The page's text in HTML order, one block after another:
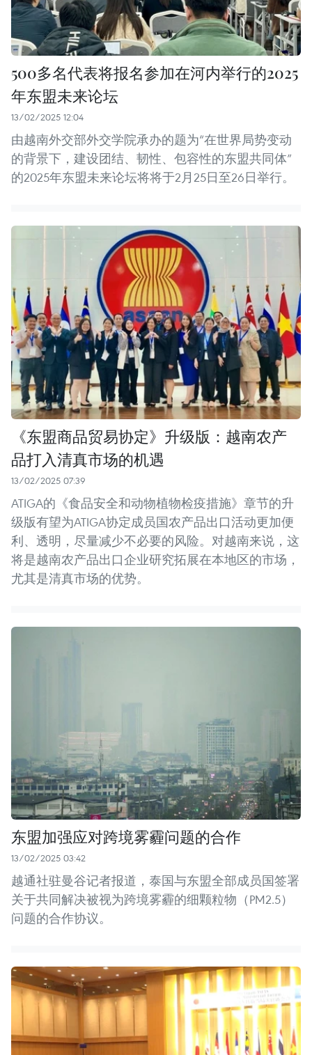
500多名代表将报名参加在河内举行的2025
年东盟未来论坛
13/02/2025 12:04
由越南外交部外交学院承办的题为“在世界局势变动
的背景下，建设团结、韧性、包容性的东盟共同体”
的2025年东盟未来论坛将将于2月25日至26日举行。
《东盟商品贸易协定》升级版：越南农产
品打入清真市场的机遇
13/02/2025 07:39
ATIGA的《食品安全和动物植物检疫措施》章节的升
级版有望为ATIGA协定成员国农产品出口活动更加便
利、透明，尽量减少不必要的风险。对越南来说，这
将是越南农产品出口企业研究拓展在本地区的市场，
尤其是清真市场的优势。
东盟加强应对跨境雾霾问题的合作
13/02/2025 03:42
越通社驻曼谷记者报道，泰国与东盟全部成员国签署
关于共同解决被视为跨境雾霾的细颗粒物（PM2.5）
问题的合作协议。